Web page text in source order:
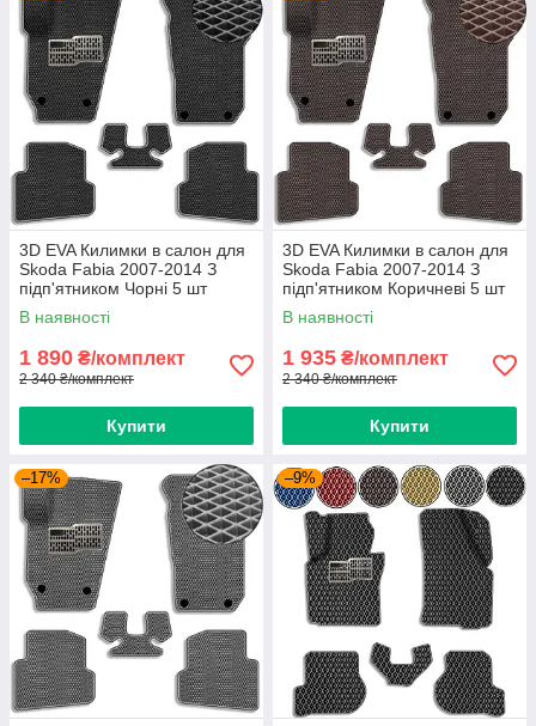
3D EVA Килимки в салон для
Skoda Fabia 2007-2014 З
підп'ятником Чорні 5 шт
В наявності
1 890 ₴/комплект
2 340 ₴/комплект
Купити
3D EVA Килимки в салон для
Skoda Fabia 2007-2014 З
підп'ятником Коричневі 5 шт
В наявності
1 935 ₴/комплект
2 340 ₴/комплект
Купити
–17% –9%